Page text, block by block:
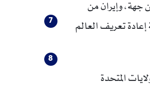
جهة، وإيران من
تعريف العالم
المتحدة